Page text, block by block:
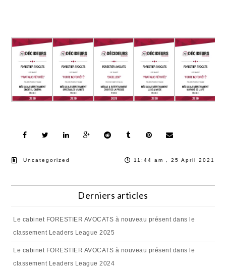
Uncategorized 11:44 am , 25 April 2021
Derniers articles
Le cabinet FORESTIER AVOCATS à nouveau présent dans le
classement Leaders League 2025
Le cabinet FORESTIER AVOCATS à nouveau présent dans le
classement Leaders League 2024